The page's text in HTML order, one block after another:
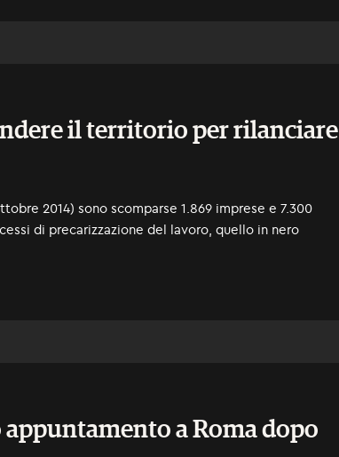
il territorio per rilanciare
2014) sono scomparse 1.869 imprese e 7.300
di precarizzazione del lavoro, quello in nero
a Roma dopo